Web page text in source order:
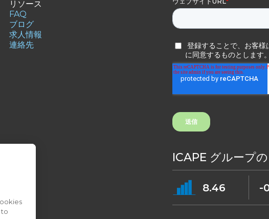
リソース
FAQ
ブログ
求人情報
連絡先
ICAPE グループ
8.46 -